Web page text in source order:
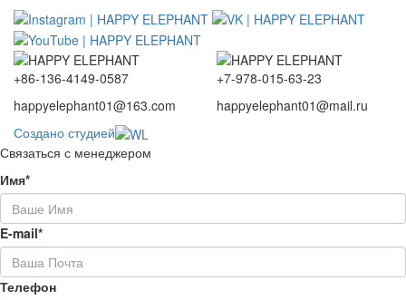
+86-136-4149-0587
happyelephant01@163.com
+7-978-015-63-23
happyelephant01@mail.ru
Создано студией
Связаться с менеджером
Имя*
E-mail*
Телефон